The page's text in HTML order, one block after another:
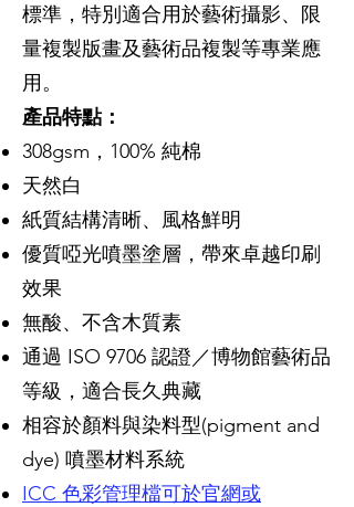
標準，特別適合用於藝術攝影、限
量複製版畫及藝術品複製等專業應
用。
產品特點：
308gsm，100% 純棉
天然白
紙質結構清晰、風格鮮明
優質啞光噴墨塗層，帶來卓越印刷
效果
無酸、不含木質素
通過 ISO 9706 認證／博物館藝術品
等級，適合長久典藏
相容於顏料與染料型(pigment and
dye) 噴墨材料系統
ICC 色彩管理檔可於官網或